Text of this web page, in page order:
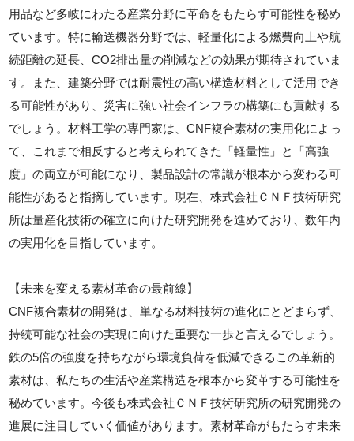
用品など多岐にわたる産業分野に革命をもたらす可能性を秘め
ています。特に輸送機器分野では、軽量化による燃費向上や航
続距離の延長、CO2排出量の削減などの効果が期待されていま
す。また、建築分野では耐震性の高い構造材料として活用でき
る可能性があり、災害に強い社会インフラの構築にも貢献する
でしょう。材料工学の専門家は、CNF複合素材の実用化によっ
て、これまで相反すると考えられてきた「軽量性」と「高強
度」の両立が可能になり、製品設計の常識が根本から変わる可
能性があると指摘しています。現在、株式会社ＣＮＦ技術研究
所は量産化技術の確立に向けた研究開発を進めており、数年内
の実用化を目指しています。
【未来を変える素材革命の最前線】
CNF複合素材の開発は、単なる材料技術の進化にとどまらず、
持続可能な社会の実現に向けた重要な一歩と言えるでしょう。
鉄の5倍の強度を持ちながら環境負荷を低減できるこの革新的
素材は、私たちの生活や産業構造を根本から変革する可能性を
秘めています。今後も株式会社ＣＮＦ技術研究所の研究開発の
進展に注目していく価値があります。素材革命がもたらす未来